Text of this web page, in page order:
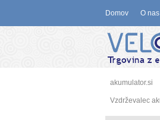
Domov O nas
akumulator.si
Vzdrževalec